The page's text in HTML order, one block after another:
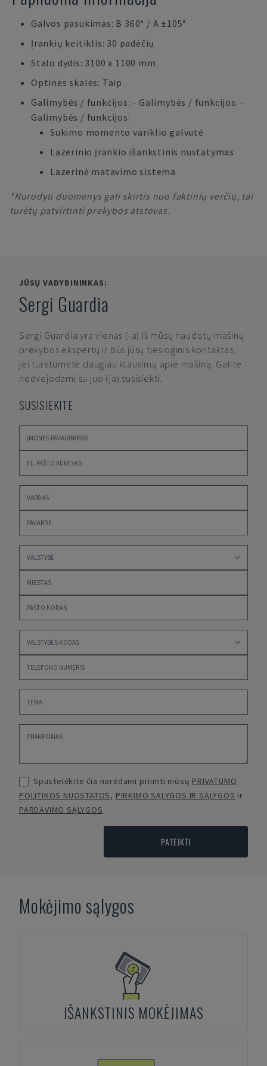
Galvos pasukimas: B 360° / A ±105°
Įrankių keitiklis: 30 padėčių
Stalo dydis: 3100 x 1100 mm
Optinės skalės: Taip
Galimybės / funkcijos: - Galimybės / funkcijos: -
Galimybės / funkcijos:
Sukimo momento variklio galvutė
Lazerinio įrankio išankstinis nustatymas
Lazerinė matavimo sistema
*Nurodyti duomenys gali skirtis nuo faktinių verčių, tai
turėtų patvirtinti prekybos atstovas.
JŪSŲ VADYBININKAS:
Sergi Guardia
Sergi Guardia yra vienas (-a) iš mūsų naudotų mašinų
prekybos ekspertų ir būs jūsų tiesioginis kontaktas,
jei turėtumėte daugiau klausimų apie mašiną. Galite
nedvejodami su juo (ja) susisiekti.
SUSISIEKITE
Spustelėkite čia norėdami priimti mūsų PRIVATUMO
POLITIKOS NUOSTATOS, PIRKIMO SĄLYGOS IR SĄLYGOS ir
PARDAVIMO SĄLYGOS
PATEIKTI
Mokėjimo sąlygos
IŠANKSTINIS MOKĖJIMAS